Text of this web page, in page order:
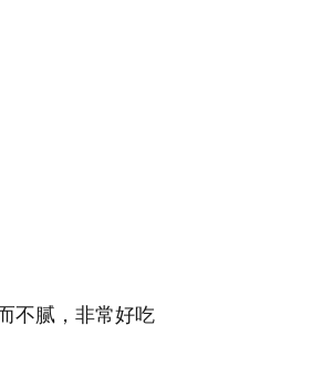
不腻，非常好吃